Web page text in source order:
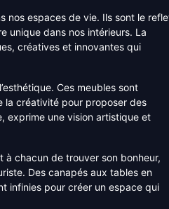
nos espaces de vie. Ils sont le
unique dans nos intérieurs. La
créatives et innovantes qui
Ces meubles sont
la créativité pour proposer des
exprime une vision artistique et
chacun de trouver son bonheur,
Des canapés aux tables en
infinies pour créer un espace qui